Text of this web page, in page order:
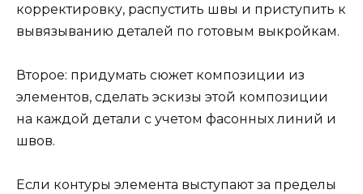
корректировку, распустить швы и приступить к
вывязыванию деталей по готовым выкройкам.
Второе: придумать сюжет композиции из
элементов, сделать эскизы этой композиции
на каждой детали с учетом фасонных линий и
швов.
Если контуры элемента выступают за пределы